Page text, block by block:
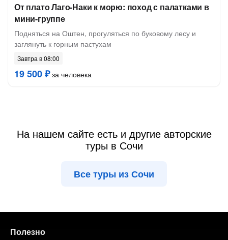
От плато Лаго-Наки к морю: поход с палатками в
мини-группе
Подняться на Оштен, прогуляться по буковому лесу и
заглянуть к горным пастухам
Завтра в 08:00
19 500 ₽за человека
На нашем сайте есть и другие авторские
туры в Сочи
Все туры из Сочи
Полезно